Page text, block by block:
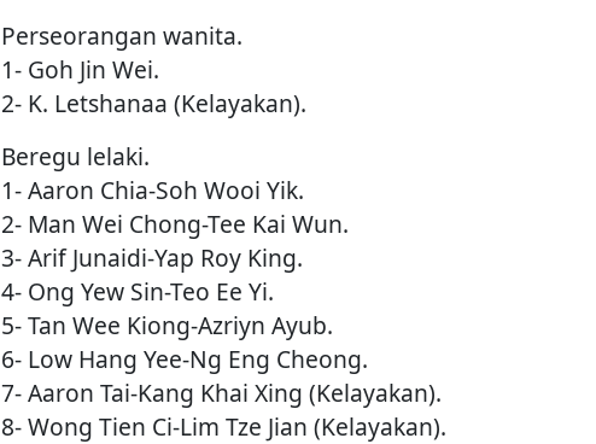
Perseorangan wanita.
1- Goh Jin Wei.
2- K. Letshanaa (Kelayakan).
Beregu lelaki.
1- Aaron Chia-Soh Wooi Yik.
2- Man Wei Chong-Tee Kai Wun.
3- Arif Junaidi-Yap Roy King.
4- Ong Yew Sin-Teo Ee Yi.
5- Tan Wee Kiong-Azriyn Ayub.
6- Low Hang Yee-Ng Eng Cheong.
7- Aaron Tai-Kang Khai Xing (Kelayakan).
8- Wong Tien Ci-Lim Tze Jian (Kelayakan).